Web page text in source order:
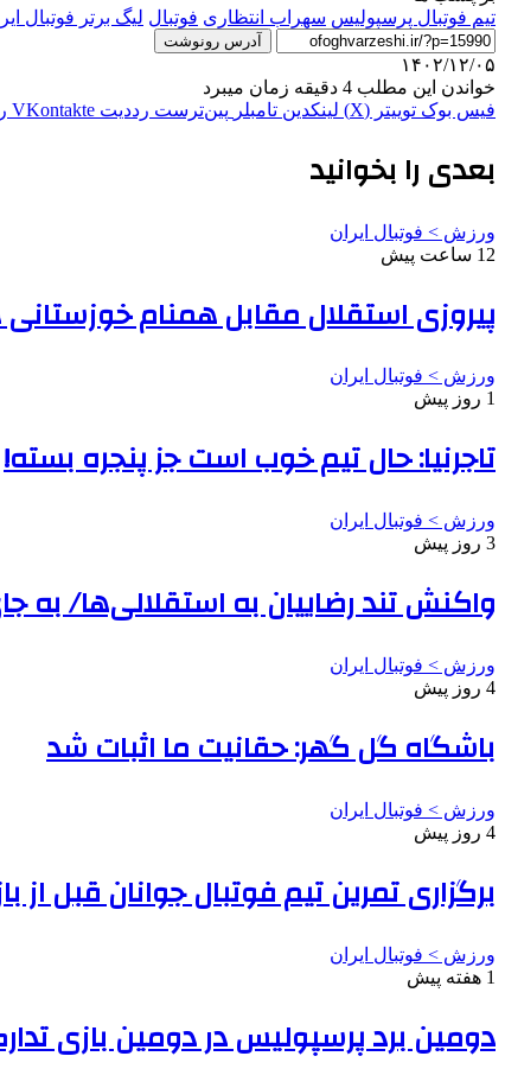
تیم فوتبال پرسپولیس سهراب انتظاری فوتبال لیگ برتر فوتبال
آدرس رونوشت
۱۴۰۲/۱۲/۰۵
خواندن این مطلب 4 دقیقه زمان میبرد
فیس بوک توییتر (X) لینکدین ‫تامبلر ‫پین‌ترست ‫رددیت ‫VKontakte
بعدی را بخوانید
ورزش > فوتبال ایران
12 ساعت پیش
پیروزی استقلال مقابل همنام خوزستانی
ورزش > فوتبال ایران
1 روز پیش
تاجرنیا: حال تیم خوب است جز پنجره بسته!
ورزش > فوتبال ایران
3 روز پیش
واکنش تند رضاییان به استقلالی‌ها/ به
ورزش > فوتبال ایران
4 روز پیش
باشگاه گل گهر: حقانیت ما اثبات شد
ورزش > فوتبال ایران
4 روز پیش
برگزاری تمرین تیم فوتبال جوانان قبل از
ورزش > فوتبال ایران
1 هفته پیش
دومین برد پرسپولیس در دومین بازی